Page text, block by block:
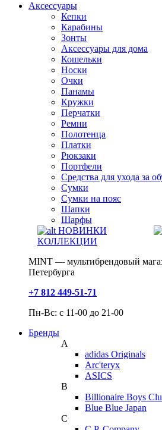
Аксессуары
Кепки
Карабины
Зонты
Аксессуары для дома
Кошельки
Носки
Очки
Панамы
Кружки
Перчатки
Ремни
Полотенца
Платки
Рюкзаки
Портфели
Средства для ухода за
Сумки
Сумки на пояс
Шапки
Шарфы
НОВИНКИ
КОЛЛЕКЦИИ
MINT — мультибрендовый
Петербурга
+7 812 449-51-71
Пн-Вс: с 11-00 до 21-00
Бренды
A
adidas Originals
Arc'teryx
ASICS
B
Billionaire Boys
Blue Blue Japan
C